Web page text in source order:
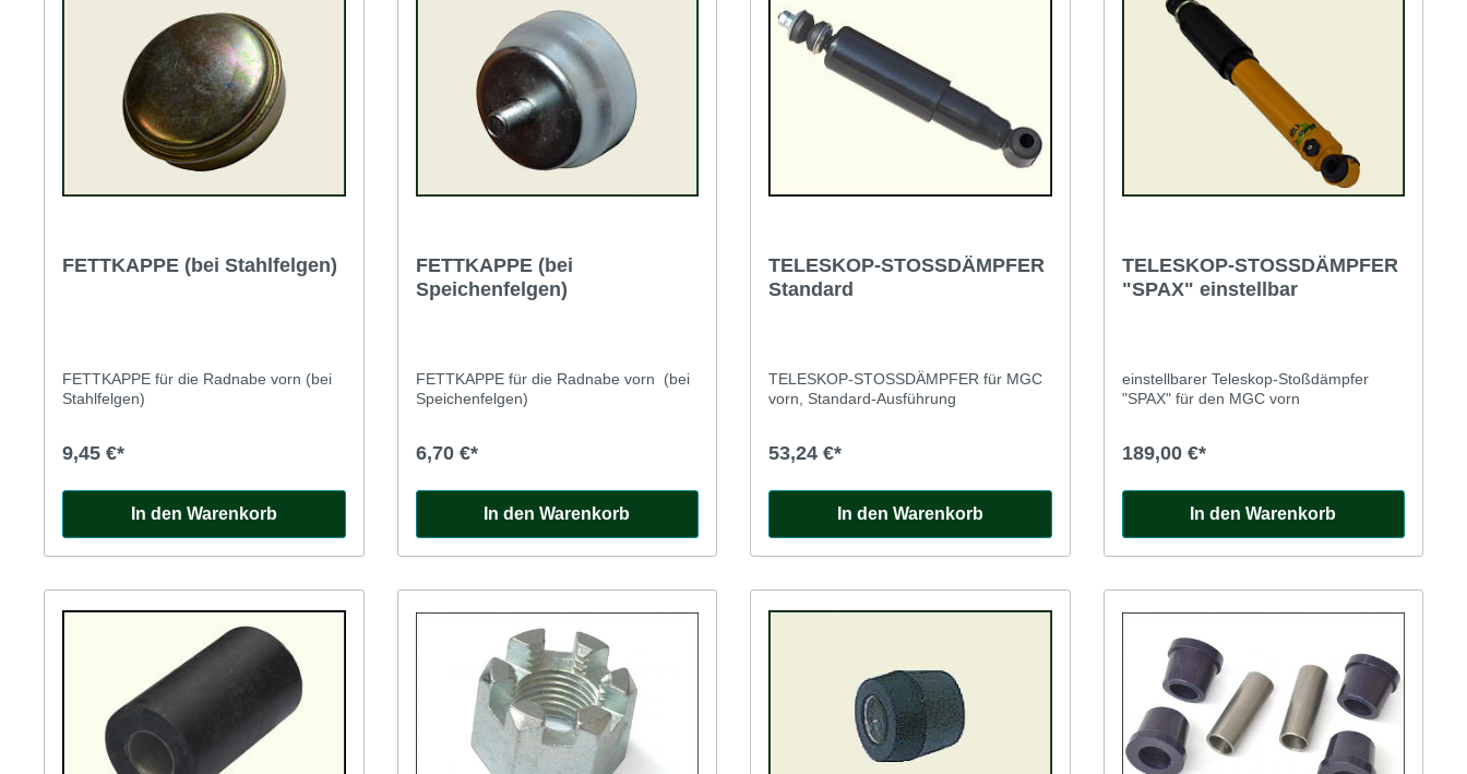
FETTKAPPE (bei Stahlfelgen)
FETTKAPPE für die Radnabe vorn (bei
Stahlfelgen)
9,45 €*
In den Warenkorb
FETTKAPPE (bei
Speichenfelgen)
FETTKAPPE für die Radnabe vorn (bei
Speichenfelgen)
6,70 €*
In den Warenkorb
TELESKOP-STOSSDÄMPFER
Standard
TELESKOP-STOSSDÄMPFER für MGC
vorn, Standard-Ausführung
53,24 €*
In den Warenkorb
TELESKOP-STOSSDÄMPFER
"SPAX" einstellbar
einstellbarer Teleskop-Stoßdämpfer
"SPAX" für den MGC vorn
189,00 €*
In den Warenkorb